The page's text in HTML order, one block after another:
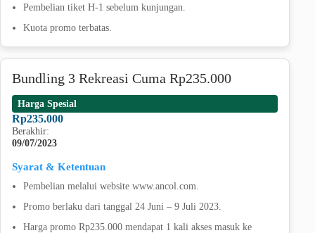
Pembelian tiket H-1 sebelum kunjungan.
Kuota promo terbatas.
Bundling 3 Rekreasi Cuma Rp235.000
Harga Spesial
Rp235.000
Berakhir:
09/07/2023
Syarat & Ketentuan
Pembelian melalui website www.ancol.com.
Promo berlaku dari tanggal 24 Juni – 9 Juli 2023.
Harga promo Rp235.000 mendapat 1 kali akses masuk ke